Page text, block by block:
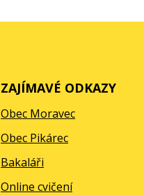
ZAJÍMAVÉ ODKAZY
Obec Moravec
Obec Pikárec
Bakaláři
Online cvičení